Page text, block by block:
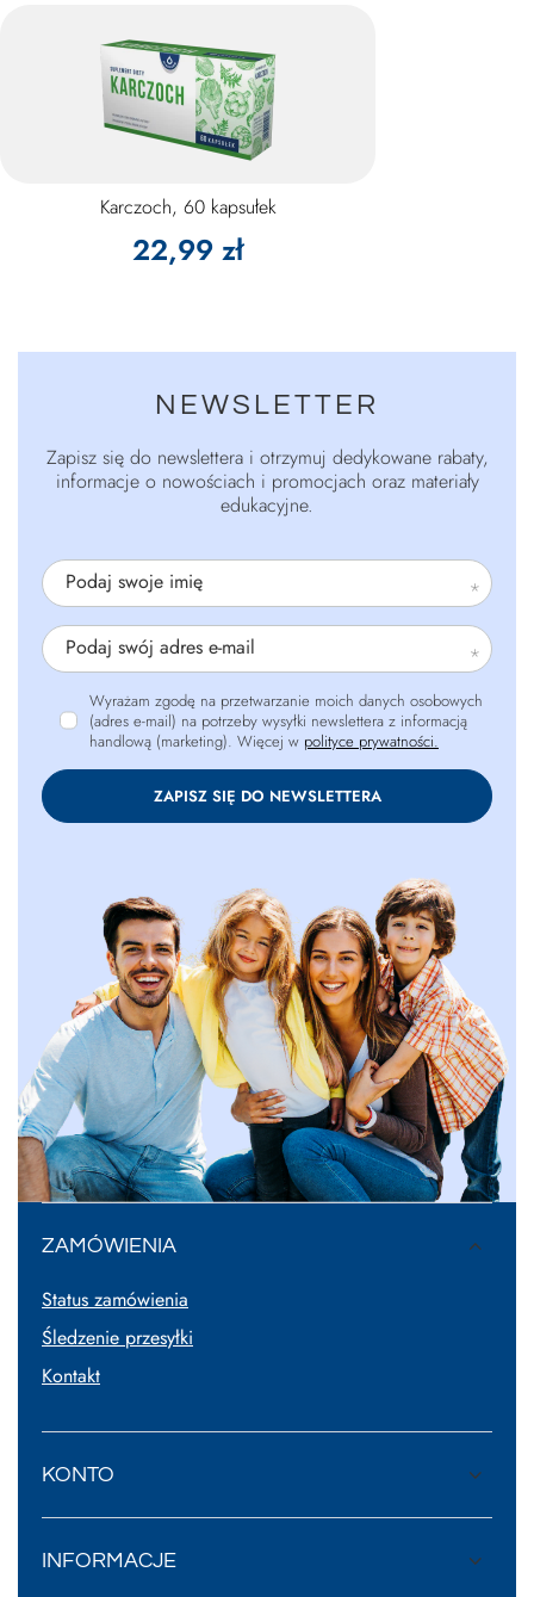
Karczoch, 60 kapsułek
22,99 zł
NEWSLETTER
Zapisz się do newslettera i otrzymuj dedykowane rabaty,
informacje o nowościach i promocjach oraz materiały
edukacyjne.
Podaj swoje imię
Podaj swój adres e-mail
Wyrażam zgodę na przetwarzanie moich danych osobowych
(adres e-mail) na potrzeby wysyłki newslettera z informacją
handlową (marketing). Więcej w polityce prywatności.
ZAPISZ SIĘ DO NEWSLETTERA
ZAMÓWIENIA
Status zamówienia
Śledzenie przesyłki
Kontakt
KONTO
INFORMACJE